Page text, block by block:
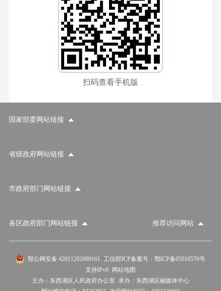
扫码查看手机版
国家部委网站链接
省级政府网站链接
市政府部门网站链接
各区政府部门网站链接 推荐访问网站
国家部委网站 省级政府网站
各区政府部门网站 推荐访问网站
鄂公网安备 42011202000161 工信部ICP备案号：鄂ICP备05016576号
支持IPv6
网站地图
主办：东西湖区人民政府办公室 承办：东西湖区融媒体中心